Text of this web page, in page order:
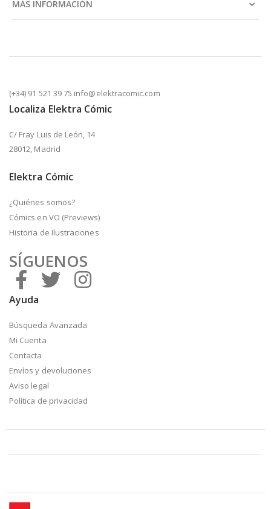
MÁS INFORMACIÓN
(+34) 91 521 39 75 info@elektracomic.com
Localiza Elektra Cómic
C/ Fray Luis de León, 14
28012, Madrid
Elektra Cómic
¿Quiénes somos?
Cómics en VO (Previews)
Historia de Ilustraciones
SÍGUENOS
Ayuda
Búsqueda Avanzada
Mi Cuenta
Contacta
Envíos y devoluciones
Aviso legal
Política de privacidad